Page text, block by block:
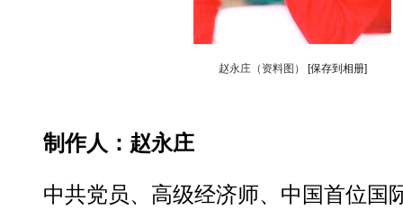
赵永庄（资料图） [保存到相册]
制作人：赵永庄
中共党员、高级经济师、中国首位国